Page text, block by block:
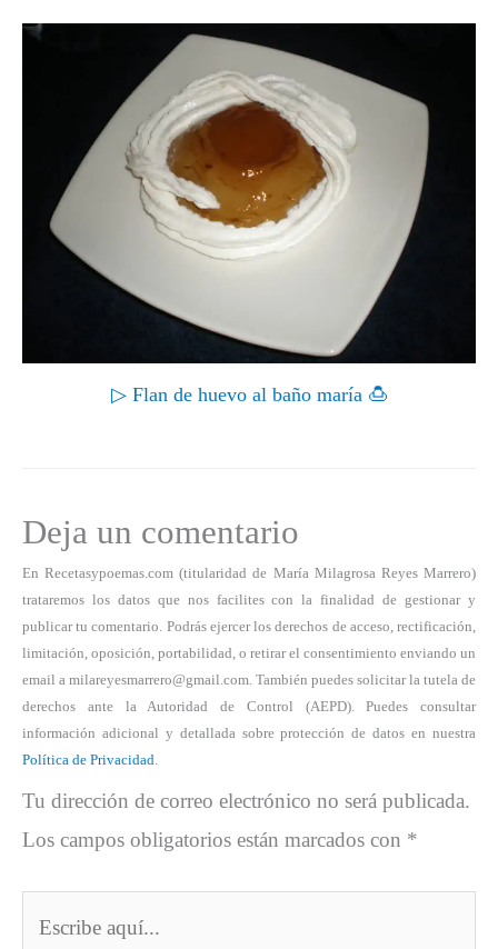
▷ Flan de huevo al baño maría 🍮
Deja un comentario
En Recetasypoemas.com (titularidad de María Milagrosa Reyes Marrero)
trataremos los datos que nos facilites con la finalidad de gestionar y
publicar tu comentario. Podrás ejercer los derechos de acceso, rectificación,
limitación, oposición, portabilidad, o retirar el consentimiento enviando un
email a milareyesmarrero@gmail.com. También puedes solicitar la tutela de
derechos ante la Autoridad de Control (AEPD). Puedes consultar
información adicional y detallada sobre protección de datos en nuestra
Política de Privacidad.
Tu dirección de correo electrónico no será publicada.
Los campos obligatorios están marcados con *